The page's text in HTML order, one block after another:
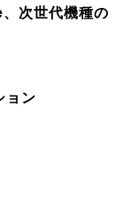
次世代機種の
ョン